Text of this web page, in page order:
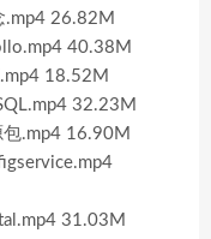
.mp4 26.82M
40.38M
18.52M
32.23M
.mp4 16.90M
31.03M